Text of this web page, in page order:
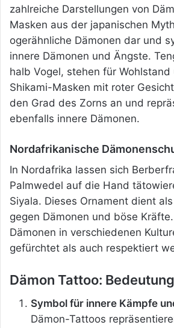
zahlreiche Darstellungen von
Masken aus der japanischen
ogerähnliche Dämonen dar und
innere Dämonen und Ängste.
halb Vogel, stehen für
Shikami-Masken mit roter
den Grad des Zorns an und
ebenfalls innere Dämonen.
Nordafrikanische
In Nordafrika lassen sich
Palmwedel auf die Hand
Siyala. Dieses Ornament dient
gegen Dämonen und böse
Dämonen in verschiedenen
gefürchtet als auch respektiert
Dämon Tattoo: Bedeutung
Symbol für innere Kämpfe
Dämon-Tattoos